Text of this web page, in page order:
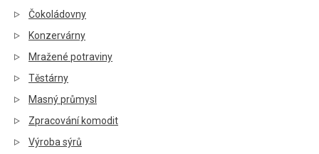
Čokoládovny
Konzervárny
Mražené potraviny
Těstárny
Masný průmysl
Zpracování komodit
Výroba sýrů